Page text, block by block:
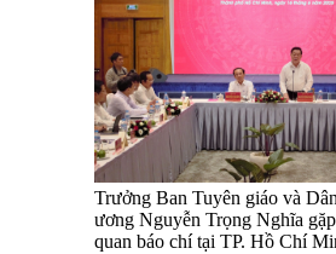
Trưởng Ban Tuyên giáo và
ương Nguyễn Trọng Nghĩa
quan báo chí tại TP. Hồ Chí